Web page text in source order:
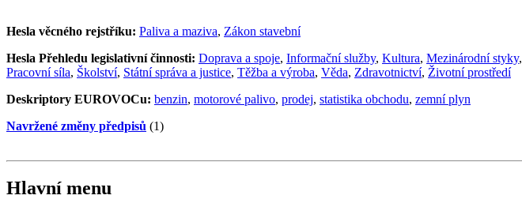
Hesla věcného rejstříku: Paliva a maziva, Zákon stavební
Hesla Přehledu legislativní činnosti: Doprava a spoje, Informační služby, Kultura, Mezinárodní styky,
Pracovní síla, Školství, Státní správa a justice, Těžba a výroba, Věda, Zdravotnictví, Životní prostředí
Deskriptory EUROVOCu: benzin, motorové palivo, prodej, statistika obchodu, zemní plyn
Navržené změny předpisů (1)
Hlavní menu